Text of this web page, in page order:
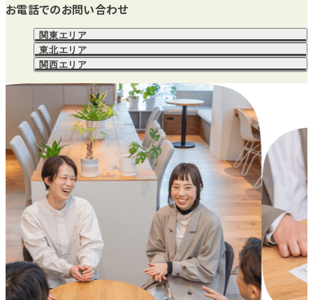
お電話でのお問い合わせ
関東エリア
東北エリア
関西エリア